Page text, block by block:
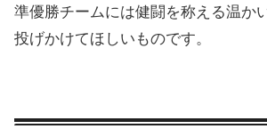
準優勝チームには健闘を称える温か
投げかけてほしいものです。